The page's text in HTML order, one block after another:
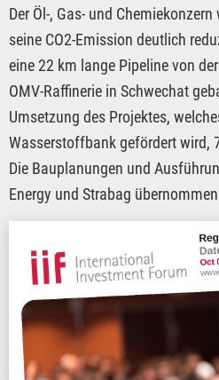
Der Öl-, Gas- und
seine CO2-Emission deutlich
eine 22 km lange Pipeline von
OMV-Raffinerie in Schwechat
Umsetzung des Projektes,
Wasserstoffbank gefördert wird,
Die Bauplanungen und
Energy und Strabag